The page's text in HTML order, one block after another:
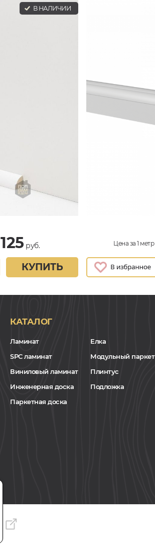
В НАЛИЧИИ
125 руб.
КУПИТЬ
Цена за 1 метр
КАТАЛОГ
Ламинат
SPC ламинат
Виниловый ламинат
Инженерная доска
Паркетная доска
Елка
Модульный паркет
Плинтус
Подложка